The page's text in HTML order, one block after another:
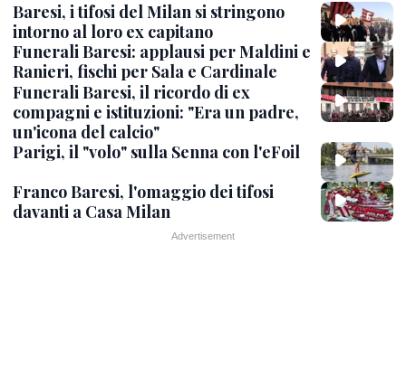
Baresi, i tifosi del Milan si stringono
intorno al loro ex capitano
Funerali Baresi: applausi per Maldini e
Ranieri, fischi per Sala e Cardinale
Funerali Baresi, il ricordo di ex
compagni e istituzioni: "Era un padre,
un'icona del calcio"
Parigi, il "volo" sulla Senna con l'eFoil
Franco Baresi, l'omaggio dei tifosi
davanti a Casa Milan